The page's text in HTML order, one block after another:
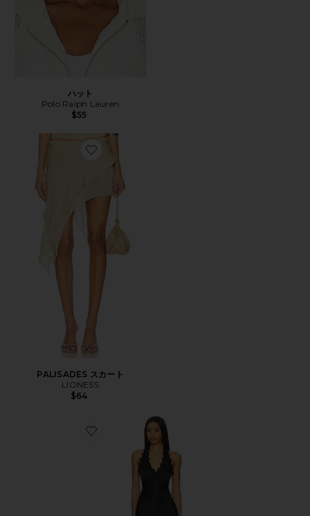
ハット
Polo Ralph Lauren
$55
Favorite PALISADES スカート
PALISADES スカート
LIONESS
$64
Favorite STARS ALIGN ドレス